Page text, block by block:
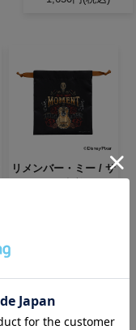
リメンバー・ミー / サ